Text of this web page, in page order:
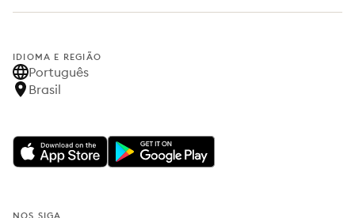
IDIOMA E REGIÃO
Português
Brasil
NOS SIGA